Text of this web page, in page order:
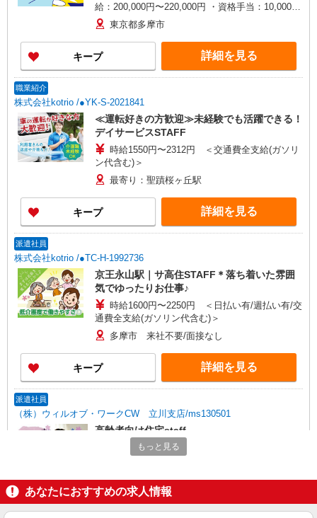
給：200,000円〜220,000円 ・資格手当：10,000〜
30,000円 ・役職手当：10,000〜70,000円 ・処遇改
善手当：20,000〜60,000円（勤続年数、保有資格
により変動） ・固定残業手当：20,000円（10時
間） ※固定残業時間を超過する場合には超過勤務
手当として別途支給 ・夜勤手当：10,000円/1回
歓迎 ・認知症介護基礎研修 ・初任者研修 ・実務
者研修 ・介護福祉士 など
東京都多摩市
キープ 詳細を見る
職業紹介
株式会社kotrio /●YK-S-2021841
≪運転好きの方歓迎≫未経験でも活躍できる！
デイサービスSTAFF
時給1550円〜2312円 ＜交通費全支給(ガソリ
ン代含む)＞
最寄り：聖蹟桜ヶ丘駅
キープ 詳細を見る
派遣社員
株式会社kotrio /●TC-H-1992736
京王永山駅｜サ高住STAFF＊落ち着いた雰囲
気でゆったりお仕事♪
時給1600円〜2250円 ＜日払い有/週払い有/交
通費全支給(ガソリン代含む)＞
多摩市 来社不要/面接なし
キープ 詳細を見る
派遣社員
（株）ウィルオブ・ワークCW 立川支店/ms130501
高齢者向け住宅staff
時給1800円 ◆前払い・日払い・週払いOK
キープ
もっと見る
あなたにおすすめの求人情報